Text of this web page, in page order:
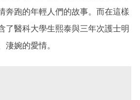
奔跑的年輕人們的故事。而在這樣
了醫科大學生熙泰與三年次護士明
淒婉的愛情。